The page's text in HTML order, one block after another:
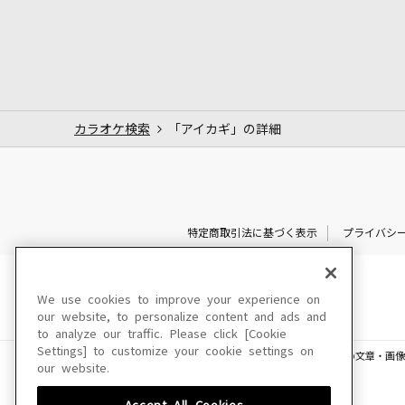
カラオケ検索 「アイカギ」の詳細
特定商取引法に基づく表示 プライバシ
このサイトに掲載されている一切の文章・画
We use cookies to improve your experience on
our website, to personalize content and ads and
to analyze our traffic. Please click [Cookie
Settings] to customize your cookie settings on
our website.